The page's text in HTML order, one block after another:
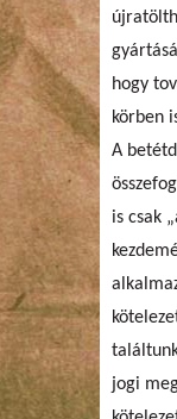
hogy
körben
A
is csak
jogi